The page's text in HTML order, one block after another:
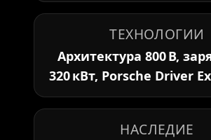
ТЕХНОЛОГИИ
Архитектура 800 В,
320 кВт, Porsche Driver
НАСЛЕДИЕ